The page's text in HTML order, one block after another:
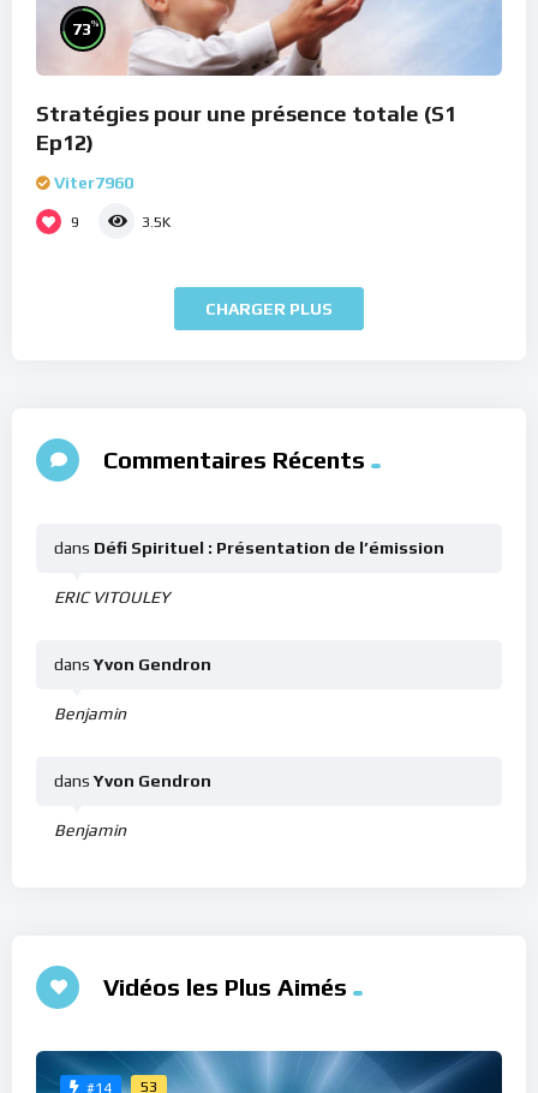
73%
Stratégies pour une présence totale (S1
Ep12)
Viter7960
9 3.5K
CHARGER PLUS
Commentaires Récents
ERIC VITOULEY
dans Défi Spirituel : Présentation de l’émission
Benjamin
dans Yvon Gendron
Benjamin
dans Yvon Gendron
Vidéos les Plus Aimés
#14 53